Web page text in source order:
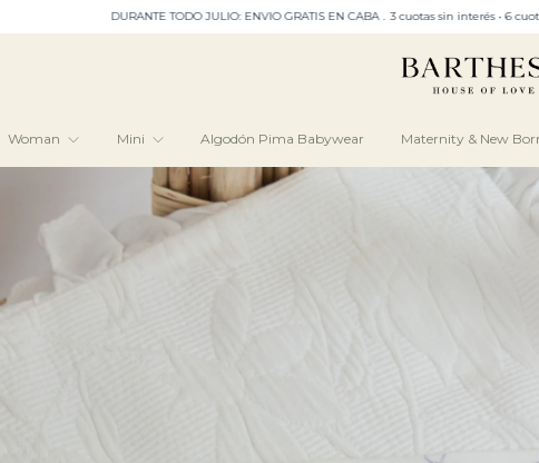
DURANTE TODO JULIO: ENVIO GRATIS EN CABA﹒3 cuotas sin interés • 6 cuotas sin
Woman Mini Algodón Pima Babywear Maternity & New